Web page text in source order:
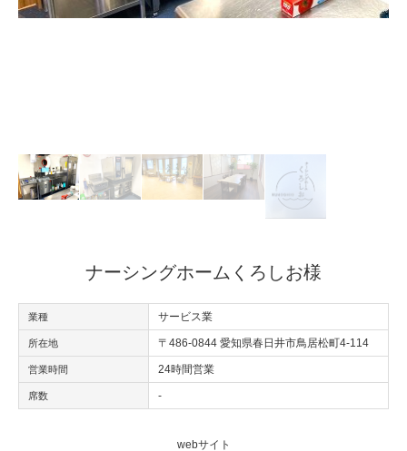
ナーシングホームくろしお様
業種 サービス業
所在地 〒486-0844 愛知県春日井市鳥居松町4-114
営業時間 24時間営業
席数 -
webサイト